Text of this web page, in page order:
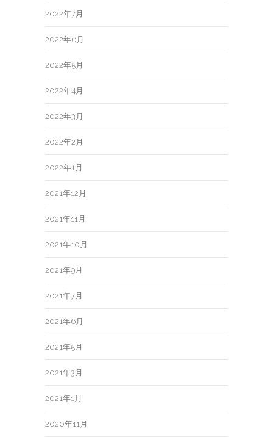
2022年7月
2022年6月
2022年5月
2022年4月
2022年3月
2022年2月
2022年1月
2021年12月
2021年11月
2021年10月
2021年9月
2021年7月
2021年6月
2021年5月
2021年3月
2021年1月
2020年11月